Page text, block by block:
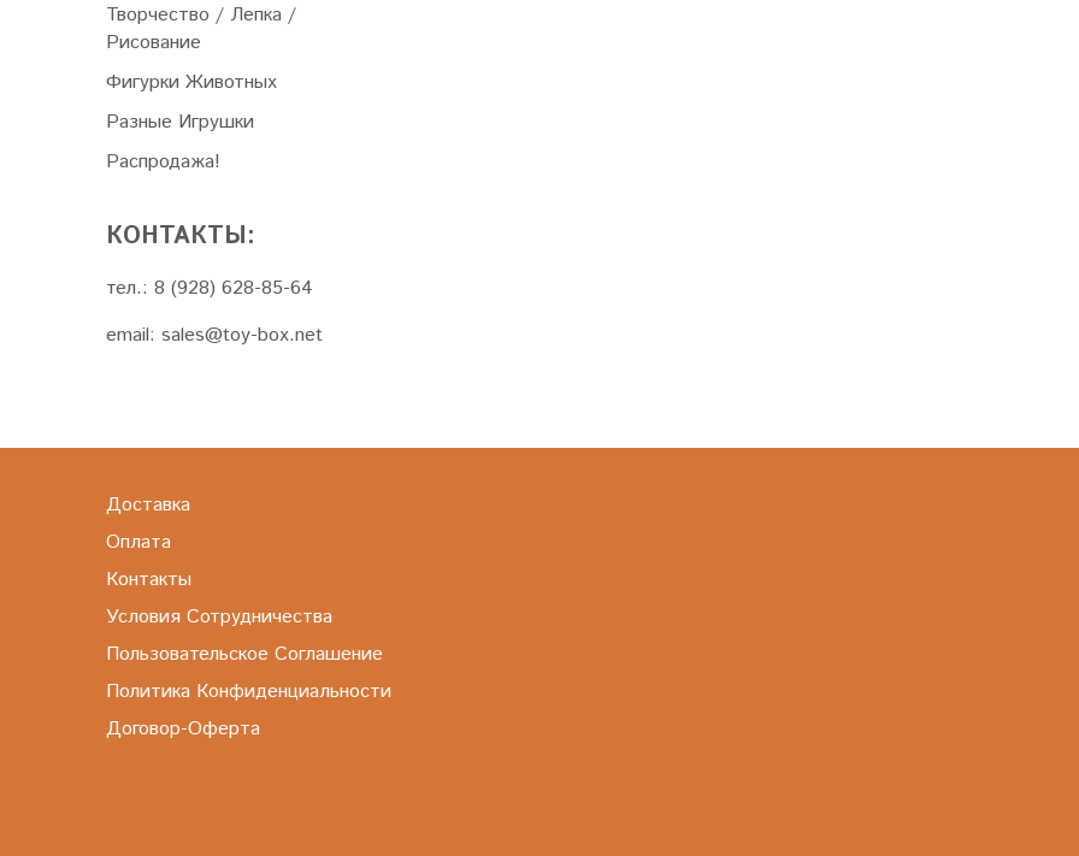
Творчество / Лепка /
Рисование
Фигурки Животных
Разные Игрушки
Распродажа!
КОНТАКТЫ:
тел.: 8 (928) 628-85-64
email: sales@toy-box.net
Доставка
Оплата
Контакты
Условия Сотрудничества
Пользовательское Соглашение
Политика Конфиденциальности
Договор-Оферта